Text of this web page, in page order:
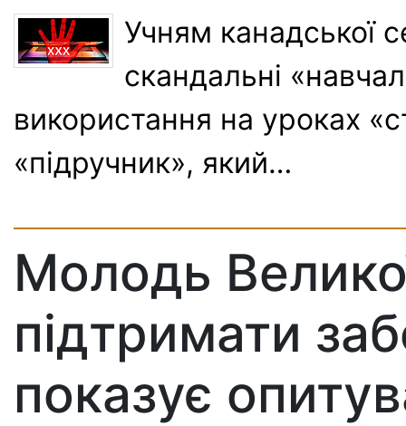
Учням канадської
скандальні
використання на уроках
«підручник», який…
Молодь
підтримати
показує